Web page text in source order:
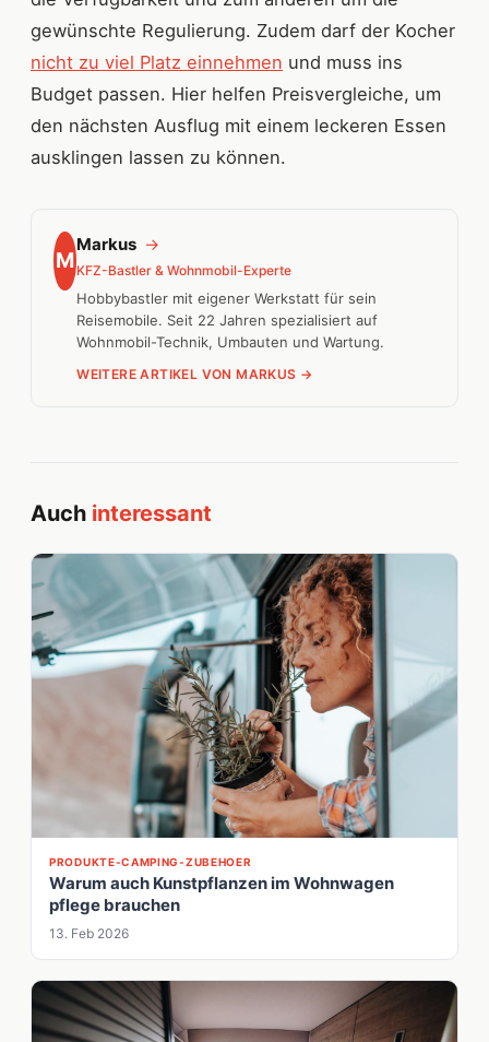
gewünschte Regulierung. Zudem darf der Kocher
nicht zu viel Platz einnehmen und muss ins
Budget passen. Hier helfen Preisvergleiche, um
den nächsten Ausflug mit einem leckeren Essen
ausklingen lassen zu können.
M
Markus →
KFZ-Bastler & Wohnmobil-Experte
Hobbybastler mit eigener Werkstatt für sein
Reisemobile. Seit 22 Jahren spezialisiert auf
Wohnmobil-Technik, Umbauten und Wartung.
WEITERE ARTIKEL VON MARKUS →
Auch interessant
PRODUKTE-CAMPING-ZUBEHOER
Warum auch Kunstpflanzen im Wohnwagen
pflege brauchen
13. Feb 2026